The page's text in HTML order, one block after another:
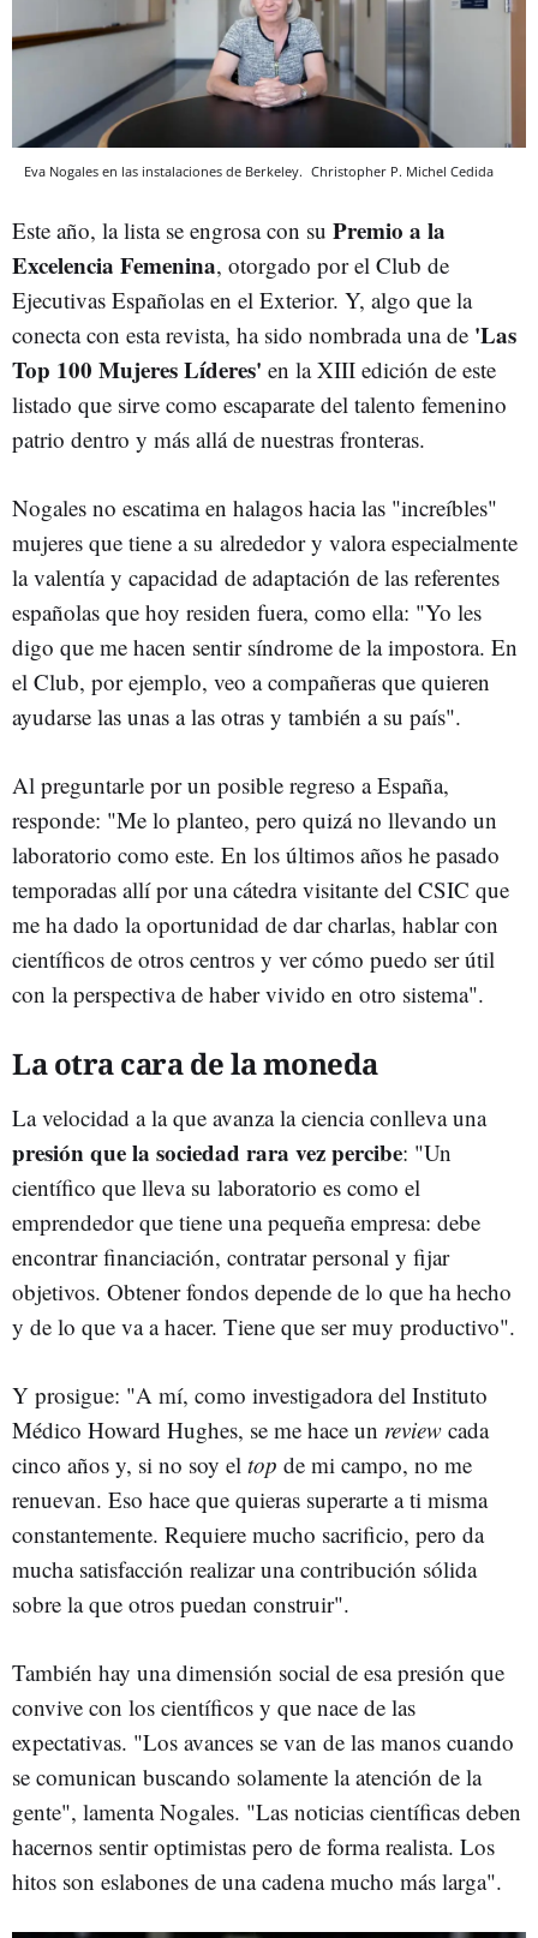
Eva Nogales en las instalaciones de Berkeley. Christopher P. Michel Cedida
Este año, la lista se engrosa con su Premio a la
Excelencia Femenina, otorgado por el Club de
Ejecutivas Españolas en el Exterior. Y, algo que la
conecta con esta revista, ha sido nombrada una de 'Las
Top 100 Mujeres Líderes' en la XIII edición de este
listado que sirve como escaparate del talento femenino
patrio dentro y más allá de nuestras fronteras.
Nogales no escatima en halagos hacia las "increíbles"
mujeres que tiene a su alrededor y valora especialmente
la valentía y capacidad de adaptación de las referentes
españolas que hoy residen fuera, como ella: "Yo les
digo que me hacen sentir síndrome de la impostora. En
el Club, por ejemplo, veo a compañeras que quieren
ayudarse las unas a las otras y también a su país".
Al preguntarle por un posible regreso a España,
responde: "Me lo planteo, pero quizá no llevando un
laboratorio como este. En los últimos años he pasado
temporadas allí por una cátedra visitante del CSIC que
me ha dado la oportunidad de dar charlas, hablar con
científicos de otros centros y ver cómo puedo ser útil
con la perspectiva de haber vivido en otro sistema".
La otra cara de la moneda
La velocidad a la que avanza la ciencia conlleva una
presiónque la sociedad rara vez percibe: "Un
científico que lleva su laboratorio es como el
emprendedor que tiene una pequeña empresa: debe
encontrar financiación, contratar personal y fijar
objetivos. Obtener fondos depende de lo que ha hecho
y de lo que va a hacer. Tiene que ser muy productivo".
Y prosigue: "A mí, como investigadora del Instituto
Médico Howard Hughes, se me hace un review cada
cinco años y, si no soy el top de mi campo, no me
renuevan. Eso hace que quieras superarte a ti misma
constantemente. Requiere mucho sacrificio, pero da
mucha satisfacción realizar una contribución sólida
sobre la que otros puedan construir".
También hay una dimensión social de esa presión que
convive con los científicos y que nace de las
expectativas. "Los avances se van de las manos cuando
se comunican buscando solamente la atención de la
gente", lamenta Nogales. "Las noticias científicas deben
hacernos sentir optimistas pero de forma realista. Los
hitos son eslabones de una cadena mucho más larga".